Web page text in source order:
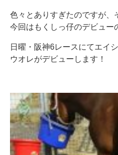
色々とありすぎたのですが、
今回はもくしっ仔のデビュー
日曜・阪神6レースにてエイ
ウオレがデビューします！